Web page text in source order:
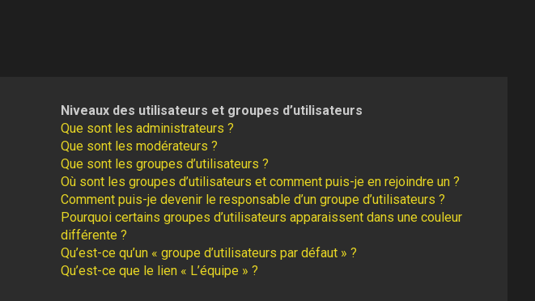
Niveaux des utilisateurs et groupes d’utilisateurs
Que sont les administrateurs ?
Que sont les modérateurs ?
Que sont les groupes d’utilisateurs ?
Où sont les groupes d’utilisateurs et comment puis-je en rejoindre un ?
Comment puis-je devenir le responsable d’un groupe d’utilisateurs ?
Pourquoi certains groupes d’utilisateurs apparaissent dans une couleur
différente ?
Qu’est-ce qu’un « groupe d’utilisateurs par défaut » ?
Qu’est-ce que le lien « L’équipe » ?